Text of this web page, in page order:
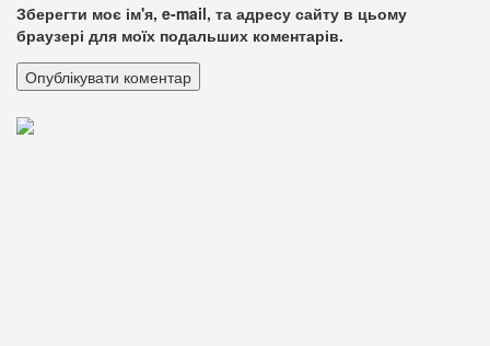
Зберегти моє ім'я, e-mail, та адресу сайту в цьому
браузері для моїх подальших коментарів.